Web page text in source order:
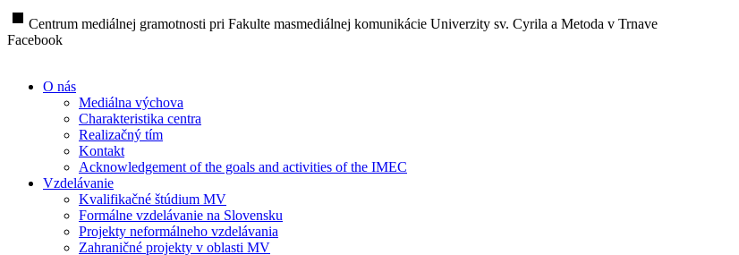
stop Centrum mediálnej gramotnosti pri Fakulte masmediálnej komunikácie Univerzity sv. Cyrila a Metoda v Trnave
Facebook
O nás
Mediálna výchova
Charakteristika centra
Realizačný tím
Kontakt
Acknowledgement of the goals and activities of the IMEC
Vzdelávanie
Kvalifikačné štúdium MV
Formálne vzdelávanie na Slovensku
Projekty neformálneho vzdelávania
Zahraničné projekty v oblasti MV